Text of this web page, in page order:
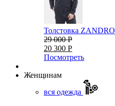
Толстовка ZANDRO
29 000 Р
20 300 Р
Посмотреть
Женщинам
вся одежда